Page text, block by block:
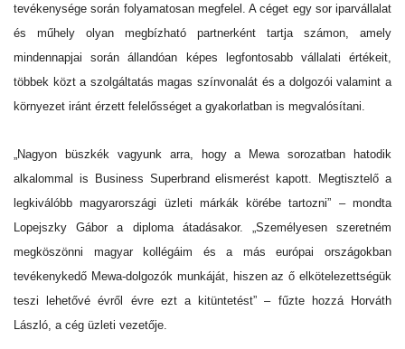
tevékenysége során folyamatosan megfelel. A céget egy sor iparvállalat
és műhely olyan megbízható partnerként tartja számon, amely
mindennapjai során állandóan képes legfontosabb vállalati értékeit,
többek közt a szolgáltatás magas színvonalát és a dolgozói valamint a
környezet iránt érzett felelősséget a gyakorlatban is megvalósítani.
„Nagyon büszkék vagyunk arra, hogy a Mewa sorozatban hatodik
alkalommal is Business Superbrand elismerést kapott. Megtisztelő a
legkiválóbb magyarországi üzleti márkák körébe tartozni” – mondta
Lopejszky Gábor a diploma átadásakor. „Személyesen szeretném
megköszönni magyar kollégáim és a más európai országokban
tevékenykedő Mewa-dolgozók munkáját, hiszen az ő elkötelezettségük
teszi lehetővé évről évre ezt a kitüntetést” – fűzte hozzá Horváth
László, a cég üzleti vezetője.